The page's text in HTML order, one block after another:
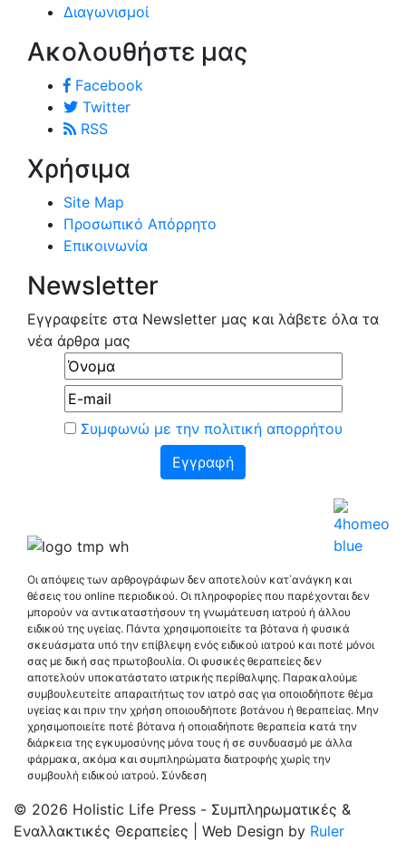
Διαγωνισμοί
Ακολουθήστε μας
Facebook
Twitter
RSS
Χρήσιμα
Site Map
Προσωπικό Απόρρητο
Επικοινωνία
Newsletter
Εγγραφείτε στα Newsletter μας και λάβετε όλα τα
νέα άρθρα μας
Συμφωνώ με την πολιτική απορρήτου
Οι απόψεις των αρθρογράφων δεν αποτελούν κατ΄ανάγκη και
θέσεις του online περιοδικού. Οι πληροφορίες που παρέχονται δεν
μπορούν να αντικαταστήσουν τη γνωμάτευση ιατρού ή άλλου
ειδικού της υγείας. Πάντα χρησιμοποιείτε τα βότανα ή φυσικά
σκευάσματα υπό την επίβλεψη ενός ειδικού ιατρού και ποτέ μόνοι
σας με δική σας πρωτοβουλία. Οι φυσικές θεραπείες δεν
αποτελούν υποκατάστατο ιατρικής περίθαλψης. Παρακαλούμε
συμβουλευτείτε απαραιτήτως τον ιατρό σας για οποιοδήποτε θέμα
υγείας και πριν την χρήση οποιουδήποτε βοτάνου ή θεραπείας. Μην
χρησιμοποιείτε ποτέ βότανα ή οποιαδήποτε θεραπεία κατά την
διάρκεια της εγκυμοσύνης μόνα τους ή σε συνδυασμό με άλλα
φάρμακα, ακόμα και συμπληρώματα διατροφής χωρίς την
συμβουλή ειδικού ιατρού. Σύνδεση
© 2026 Holistic Life Press - Συμπληρωματικές &
Εναλλακτικές Θεραπείες | Web Design by Ruler